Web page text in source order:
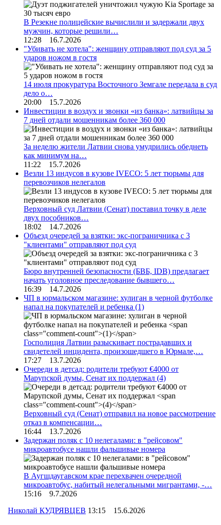
В Резекне полицейские вычислили и задержали двух
мужчин, которые решили…
12:28 16.7.2026
"Убивать не хотела": женщину отправляют под суд за 5
ударов ножом в гостя
14 июля прокуратура Восточного Земгале передала в суд
дело о…
20:00 15.7.2026
Инвестиции в воздух и звонки «из банка»: латвийцы за
7 дней отдали мошенникам более 360 000
За неделю жители Латвии снова умудрились обеднеть
как минимум на…
11:22 15.7.2026
Везли 13 индусов в кузове IVECO: 5 лет тюрьмы для
перевозчиков нелегалов
Верховный суд Латвии (Сенат) поставил точку в деле
двух пособников…
18:02 14.7.2026
Объезд очередей за взятки: экс-пограничника с 3
"клиентами" отправляют под суд
Бюро внутренней безопасности (БВБ, IDB) предлагает
начать уголовное преследование бывшего…
16:39 14.7.2026
ЧП в юрмальском магазине: хулиган в черной футболке
напал на покупателей и ребенка (1)
Госполиция Латвии разыскивает пострадавших и
свидетелей инцидента, произошедшего в Юрмале,…
17:27 13.7.2026
Очереди в детсад: родители требуют €4000 от
Марупской думы, Сенат их поддержал (4)
Верховный суд (Сенат) отправил на новое рассмотрение
отказ в компенсации…
16:44 13.7.2026
Задержан поляк с 10 нелегалами: в "рейсовом"
микроавтобусе нашли фальшивые номера
В Аугшдаугавском крае перехвачен очередной
микроавтобус, набитый нелегальными мигрантами, -…
15:16 9.7.2026
Николай КУДРЯВЦЕВ 13:15 15.6.2026